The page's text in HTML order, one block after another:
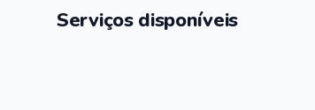
Serviços disponíveis